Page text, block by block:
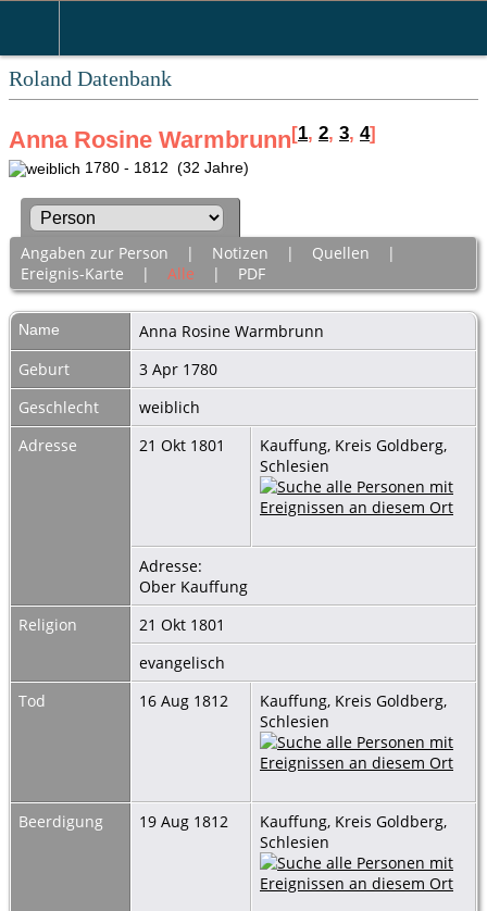
Roland Datenbank
Anna Rosine Warmbrunn[1, 2, 3, 4]
1780 - 1812 (32 Jahre)
Angaben zur Person | Notizen | Quellen |
Ereignis-Karte | Alle | PDF
Name Anna Rosine Warmbrunn
Geburt
3 Apr 1780
Geschlecht
weiblich
Adresse
21 Okt 1801
Kauffung, Kreis Goldberg,
Schlesien
Adresse:
Ober Kauffung
Religion
21 Okt 1801
evangelisch
Tod
16 Aug 1812
Kauffung, Kreis Goldberg,
Schlesien
Beerdigung 19 Aug 1812
Kauffung, Kreis Goldberg,
Schlesien